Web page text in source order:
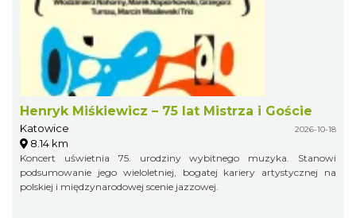
Henryk Miśkiewicz – 75 lat Mistrza i Goście
Katowice 2026-10-18
8.14 km
Koncert uświetnia 75. urodziny wybitnego muzyka. Stanowi
podsumowanie jego wieloletniej, bogatej kariery artystycznej na
polskiej i międzynarodowej scenie jazzowej.